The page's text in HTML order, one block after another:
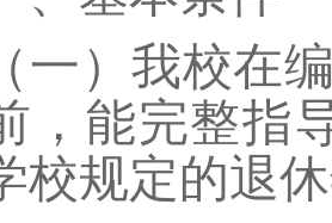
（一）我校在
，能完整指
校规定的退